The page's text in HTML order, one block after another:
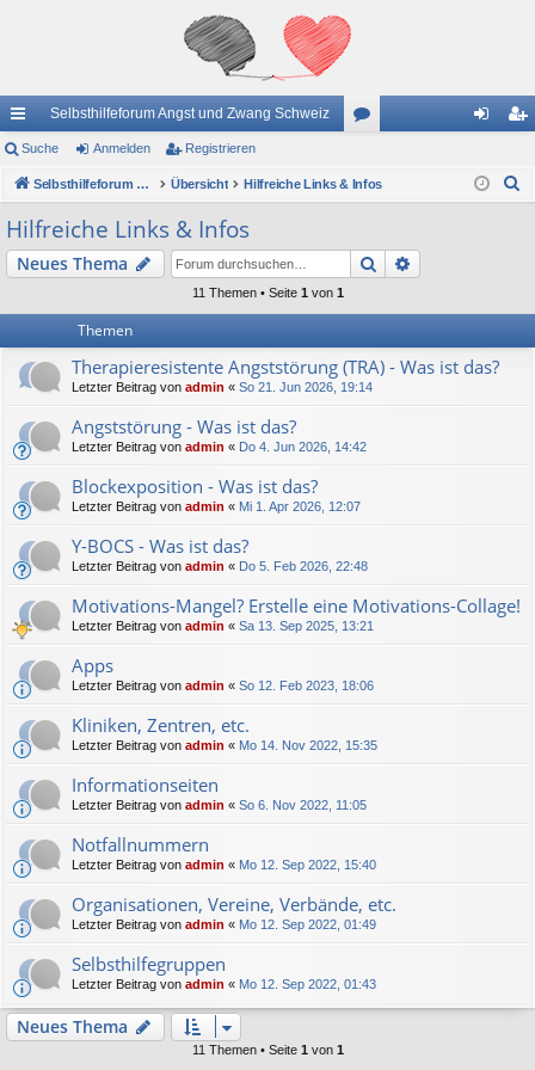
ch
ne
llz
ug
Selbsthilfeforum Angst und Zwang Schweiz
en m ist
Suche Anmelden Registrieren
Selbsthilfeforum Angst und Zwang Schweiz Übersicht Hilfreiche Links & Infos
Hilfreiche Links & Infos
Neues Thema Suche
11 Themen • Seite 1 von 1
Themen
Therapieresistente Angststörung (TRA) - Was ist das?
Letzter Beitrag von admin « So 21. Jun 2026, 19:14
Angststörung - Was ist das?
Letzter Beitrag von admin « Do 4. Jun 2026, 14:42
Blockexposition - Was ist das?
Letzter Beitrag von admin « Mi 1. Apr 2026, 12:07
Y-BOCS - Was ist das?
Letzter Beitrag von admin « Do 5. Feb 2026, 22:48
Motivations-Mangel? Erstelle eine Motivations-Collage!
Letzter Beitrag von admin « Sa 13. Sep 2025, 13:21
Apps
Letzter Beitrag von admin « So 12. Feb 2023, 18:06
Kliniken, Zentren, etc.
Letzter Beitrag von admin « Mo 14. Nov 2022, 15:35
Informationseiten
Letzter Beitrag von admin « So 6. Nov 2022, 11:05
Notfallnummern
Letzter Beitrag von admin « Mo 12. Sep 2022, 15:40
Organisationen, Vereine, Verbände, etc.
Letzter Beitrag von admin « Mo 12. Sep 2022, 01:49
Selbsthilfegruppen
Letzter Beitrag von admin « Mo 12. Sep 2022, 01:43
Neues Thema
11 Themen • Seite 1 von 1